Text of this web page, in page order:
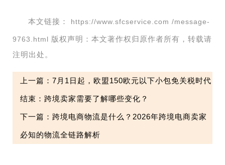
本文链接： https://www.sfcservice.com /message-
9763.html 版权声明：本文著作权归原作者所有，转载请
注明出处。
上一篇：7月1日起，欧盟150欧元以下小包免关税时代
结束：跨境卖家需要了解哪些变化？
下一篇：跨境电商物流是什么？2026年跨境电商卖家
必知的物流全链路解析